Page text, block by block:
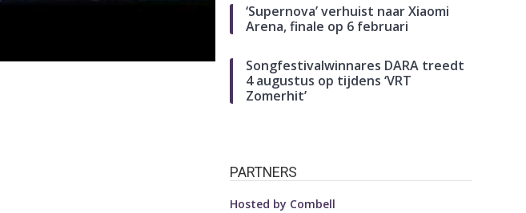
‘Supernova’ verhuist naar Xiaomi
Arena, finale op 6 februari
Songfestivalwinnares DARA treedt
4 augustus op tijdens ‘VRT
Zomerhit’
PARTNERS
Hosted by Combell